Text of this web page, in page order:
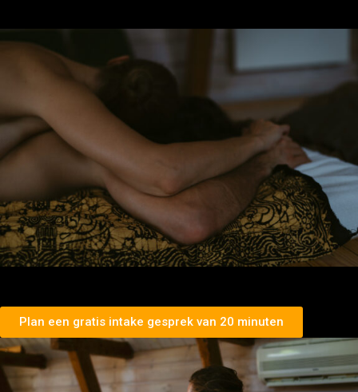
Plan een gratis intake gesprek van 20 minuten